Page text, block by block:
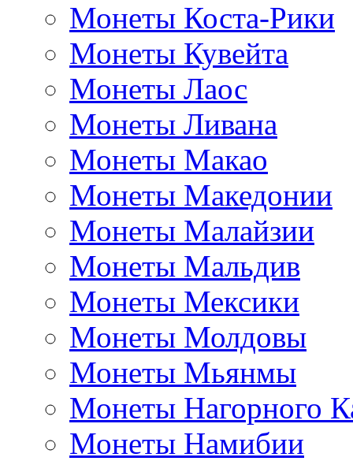
Монеты Коста-Рики
Монеты Кувейта
Монеты Лаос
Монеты Ливана
Монеты Макао
Монеты Македонии
Монеты Малайзии
Монеты Мальдив
Монеты Мексики
Монеты Молдовы
Монеты Мьянмы
Монеты Нагорного
Монеты Намибии